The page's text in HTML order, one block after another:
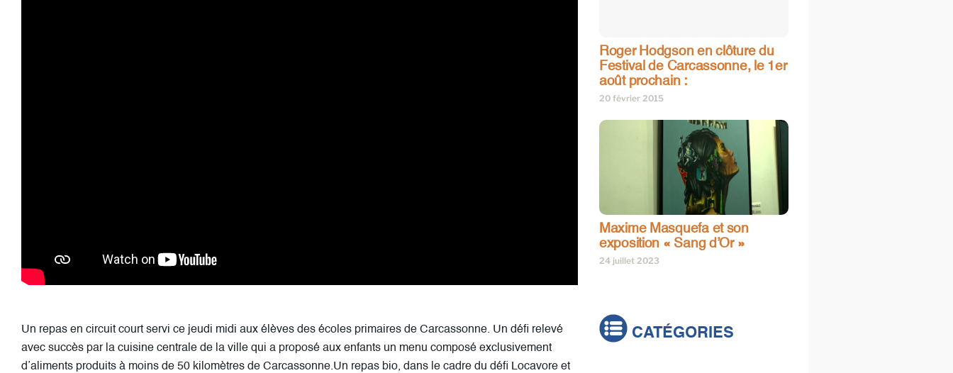
Un repas en circuit court servi ce jeudi midi aux élèves des écoles primaires de Carcassonne. Un défi relevé
avec succès par la cuisine centrale de la ville qui a proposé aux enfants un menu composé exclusivement
d’aliments produits à moins de 50 kilomètres de Carcassonne.Un repas bio, dans le cadre du défi Locavore et
Roger Hodgson en clôture du
Festival de Carcassonne, le 1er
août prochain :
20 février 2015
Maxime Masquefa et son
exposition « Sang d’Or »
24 juillet 2023
CATÉGORIES